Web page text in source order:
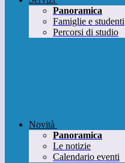
Panoramica
Famiglie e studenti
Percorsi di studio
Novità
Panoramica
Le notizie
Calendario eventi